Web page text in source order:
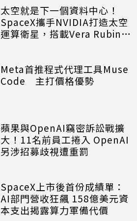
太空就是下一個資料中心！
SpaceX攜手NVIDIA打造太空
運算衛星，搭載Vera Rubin運
Meta首推程式代理工具Muse
Code 主打價格優勢
蘋果與OpenAI竊密訴訟戰擴
大！11名前員工捲入 OpenAI
另涉招募歧視遭重罰
SpaceX上市後首份成績單：
AI部門營收狂飆 158億美元資
本支出揭露算力軍備代價